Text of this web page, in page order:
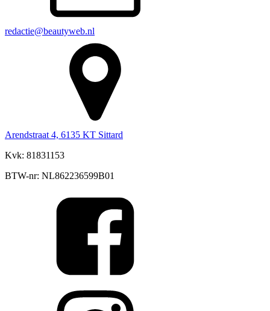
redactie@beautyweb.nl
Arendstraat 4, 6135 KT Sittard
Kvk: 81831153
BTW-nr: NL862236599B01